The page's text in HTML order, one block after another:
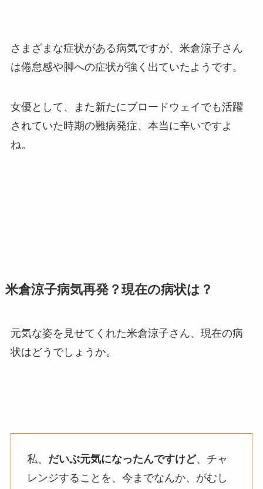
さまざまな症状がある病気ですが、米倉涼子さん
は倦怠感や脚への症状が強く出ていたようです。
女優として、また新たにブロードウェイでも活躍
されていた時期の難病発症、本当に辛いですよ
ね。
米倉涼子病気再発？現在の病状は？
元気な姿を見せてくれた米倉涼子さん、現在の病
状はどうでしょうか。
私、 だいぶ元気になったんですけど、チャ
レンジすることを、今までなんか、がむし